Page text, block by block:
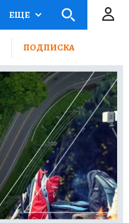
ЕЩЕ
ПОДПИСКА